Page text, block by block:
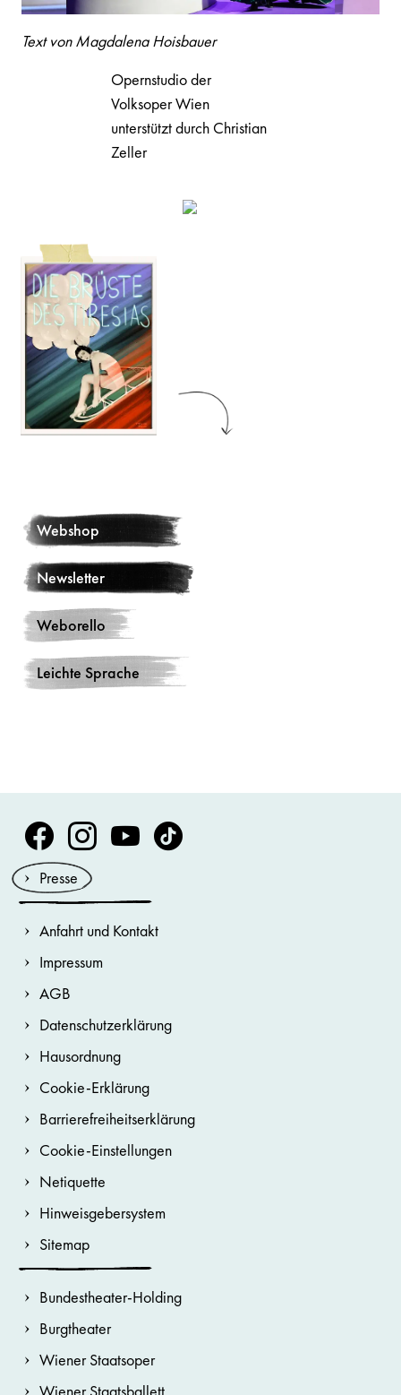
Webshop
Newsletter
Weborello
Leichte Sprache
Text von Magdalena Hoisbauer
Opernstudio der
Volksoper Wien
unterstützt durch Christian
Zeller
Volksoper Facebook
Volksoper Instagram
Volksoper Youtube
Volksoper TikTok
Presse
Anfahrt und Kontakt
Impressum
AGB
Datenschutzerklärung
Hausordnung
Cookie-Erklärung
Barrierefreiheitserklärung
Cookie-Einstellungen
Netiquette
Hinweisgebersystem
Sitemap
Bundestheater-Holding
Burgtheater
Wiener Staatsoper